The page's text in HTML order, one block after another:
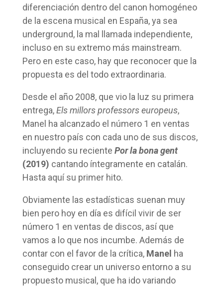
diferenciación dentro del canon homogéneo
de la escena musical en España, ya sea
underground, la mal llamada independiente,
incluso en su extremo más mainstream.
Pero en este caso, hay que reconocer que la
propuesta es del todo extraordinaria.
Desde el año 2008, que vio la luz su primera
entrega,Els millors professors europeus,
Manel ha alcanzado el número 1 en ventas
en nuestro país con cada uno de sus discos,
incluyendo su reciente Por la bona gent
(2019) cantando íntegramente en catalán.
Hasta aquí su primer hito.
Obviamente las estadísticas suenan muy
bien pero hoy en día es difícil vivir de ser
número 1 en ventas de discos, así que
vamos a lo que nos incumbe. Además de
contar con el favor de la crítica, Manel ha
conseguido crear un universo entorno a su
propuesto musical, que ha ido variando